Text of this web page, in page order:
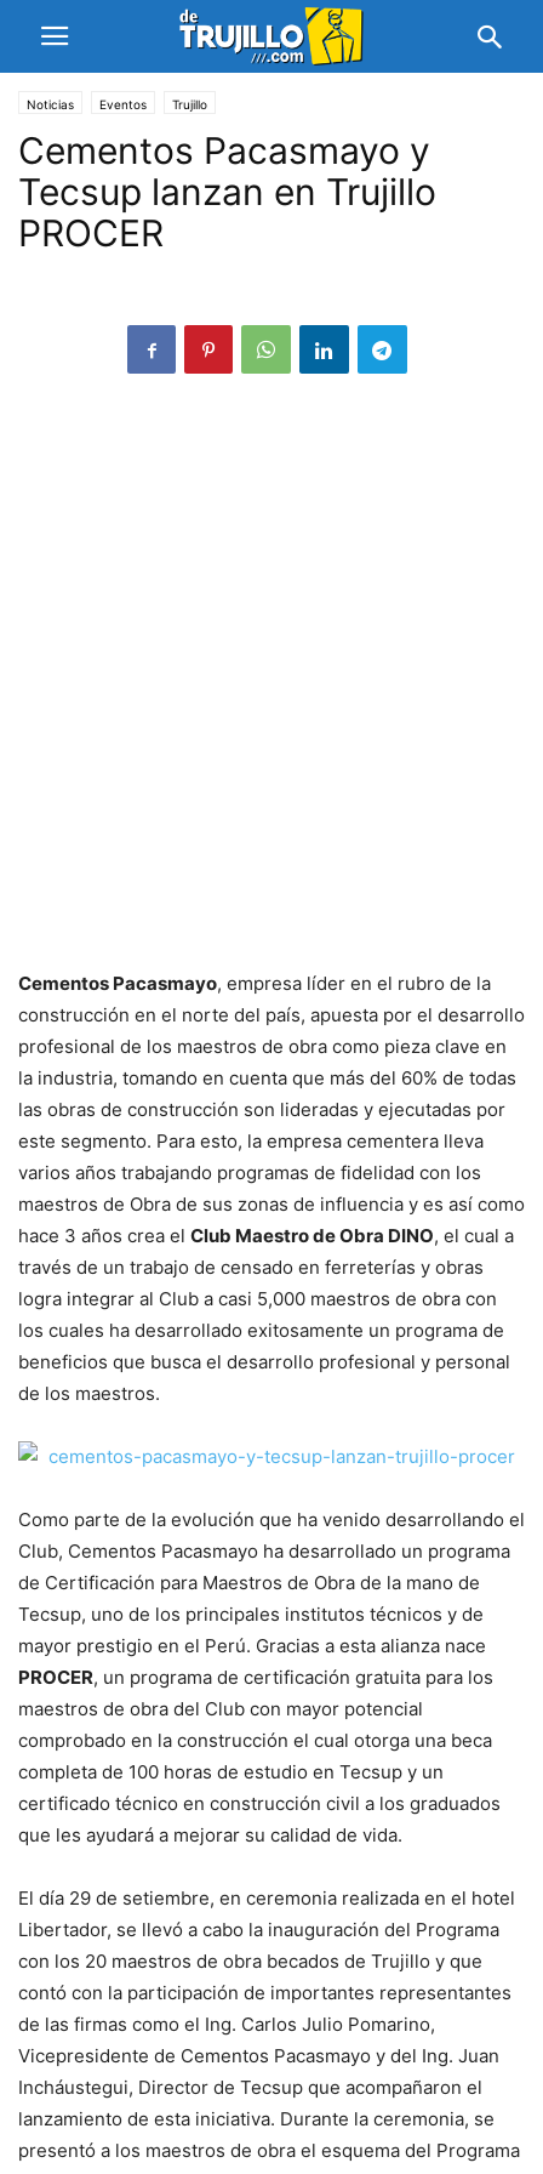
Noticias Eventos Trujillo
Cementos Pacasmayo y
Tecsup lanzan en Trujillo
PROCER
Cementos Pacasmayo, empresa líder en el rubro de la
construcción en el norte del país, apuesta por el desarrollo
profesional de los maestros de obra como pieza clave en
la industria, tomando en cuenta que más del 60% de todas
las obras de construcción son lideradas y ejecutadas por
este segmento. Para esto, la empresa cementera lleva
varios años trabajando programas de fidelidad con los
maestros de Obra de sus zonas de influencia y es así como
hace 3 años crea el Club Maestro de Obra DINO, el cual a
través de un trabajo de censado en ferreterías y obras
logra integrar al Club a casi 5,000 maestros de obra con
los cuales ha desarrollado exitosamente un programa de
beneficios que busca el desarrollo profesional y personal
de los maestros.
Como parte de la evolución que ha venido desarrollando el
Club, Cementos Pacasmayo ha desarrollado un programa
de Certificación para Maestros de Obra de la mano de
Tecsup, uno de los principales institutos técnicos y de
mayor prestigio en el Perú. Gracias a esta alianza nace
PROCER, un programa de certificación gratuita para los
maestros de obra del Club con mayor potencial
comprobado en la construcción el cual otorga una beca
completa de 100 horas de estudio en Tecsup y un
certificado técnico en construcción civil a los graduados
que les ayudará a mejorar su calidad de vida.
El día 29 de setiembre, en ceremonia realizada en el hotel
Libertador, se llevó a cabo la inauguración del Programa
con los 20 maestros de obra becados de Trujillo y que
contó con la participación de importantes representantes
de las firmas como el Ing. Carlos Julio Pomarino,
Vicepresidente de Cementos Pacasmayo y del Ing. Juan
Incháustegui, Director de Tecsup que acompañaron el
lanzamiento de esta iniciativa. Durante la ceremonia, se
presentó a los maestros de obra el esquema del Programa